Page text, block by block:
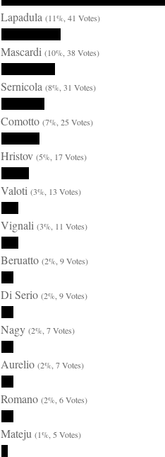
Lapadula (11%, 41 Votes)
Mascardi (10%, 38 Votes)
Sernicola (8%, 31 Votes)
Comotto (7%, 25 Votes)
Hristov (5%, 17 Votes)
Valoti (3%, 13 Votes)
Vignali (3%, 11 Votes)
Beruatto (2%, 9 Votes)
Di Serio (2%, 9 Votes)
Nagy (2%, 7 Votes)
Aurelio (2%, 7 Votes)
Romano (2%, 6 Votes)
Mateju (1%, 5 Votes)